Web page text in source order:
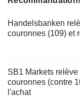
Handelsbanken
couronnes (109) et
SB1 Markets
couronnes (contre
l'achat